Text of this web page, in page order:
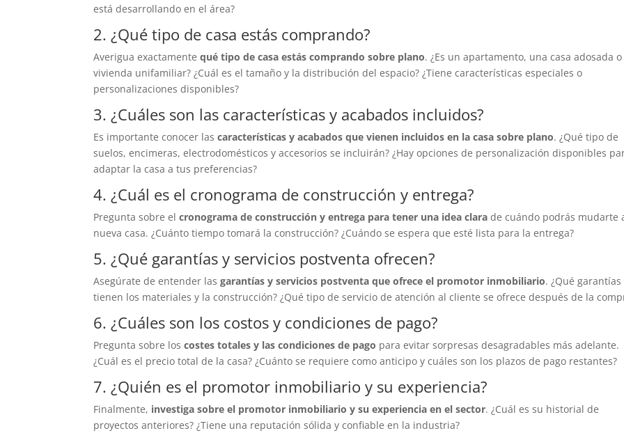
está desarrollando en el área?
2. ¿Qué tipo de casa estás comprando?
Averigua exactamentequé tipo de casa estás comprando sobre plano. ¿Es un apartamento, una casa adosada
vivienda unifamiliar? ¿Cuál es el tamaño y la distribución del espacio? ¿Tiene características especiales o
personalizaciones disponibles?
3. ¿Cuáles son las características y acabados incluidos?
Es importante conocer lascaracterísticas y acabados que vienen incluidos en la casa sobre plano. ¿Qué tipo de
suelos, encimeras, electrodomésticos y accesorios se incluirán? ¿Hay opciones de personalización disponibles
adaptar la casa a tus preferencias?
4. ¿Cuál es el cronograma de construcción y entrega?
Pregunta sobre elcronograma de construcción y entrega para tener una idea clara de cuándo podrás mudarte
nueva casa. ¿Cuánto tiempo tomará la construcción? ¿Cuándo se espera que esté lista para la entrega?
5. ¿Qué garantías y servicios postventa ofrecen?
Asegúrate de entender lasgarantías y servicios postventa que ofrece el promotor inmobiliario. ¿Qué garantías
tienen los materiales y la construcción? ¿Qué tipo de servicio de atención al cliente se ofrece después de la
6. ¿Cuáles son los costos y condiciones de pago?
Pregunta sobre loscostes totales y las condiciones de pago para evitar sorpresas desagradables más adelante.
¿Cuál es el precio total de la casa? ¿Cuánto se requiere como anticipo y cuáles son los plazos de pago restantes?
7. ¿Quién es el promotor inmobiliario y su experiencia?
Finalmente, investiga sobre el promotor inmobiliario y su experiencia en el sector. ¿Cuál es su historial de
proyectos anteriores? ¿Tiene una reputación sólida y confiable en la industria?